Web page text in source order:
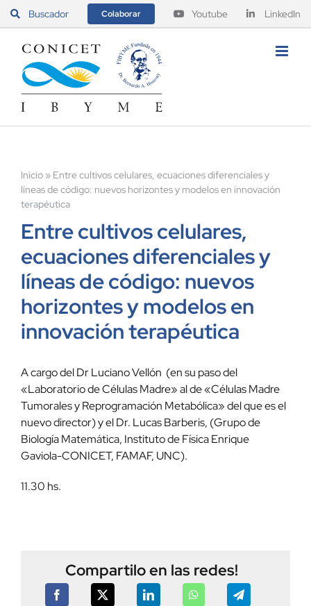
Saltar
contenido
Buscador Colaborar Youtube LinkedIn
Inicio» Entre cultivos celulares, ecuaciones diferenciales y
líneas de código: nuevos horizontes y modelos en innovación
terapéutica
Entre cultivos celulares,
ecuaciones diferenciales y
líneas de código: nuevos
horizontes y modelos en
innovación terapéutica
A cargo del Dr Luciano Vellón (en su paso del
«Laboratorio de Células Madre» al de «Células Madre
Tumorales y Reprogramación Metabólica» del que es el
nuevo director) y el Dr. Lucas Barberis, (Grupo de
Biología Matemática, Instituto de Física Enrique
Gaviola-CONICET, FAMAF, UNC).
11.30 hs.
Compartilo en las redes!